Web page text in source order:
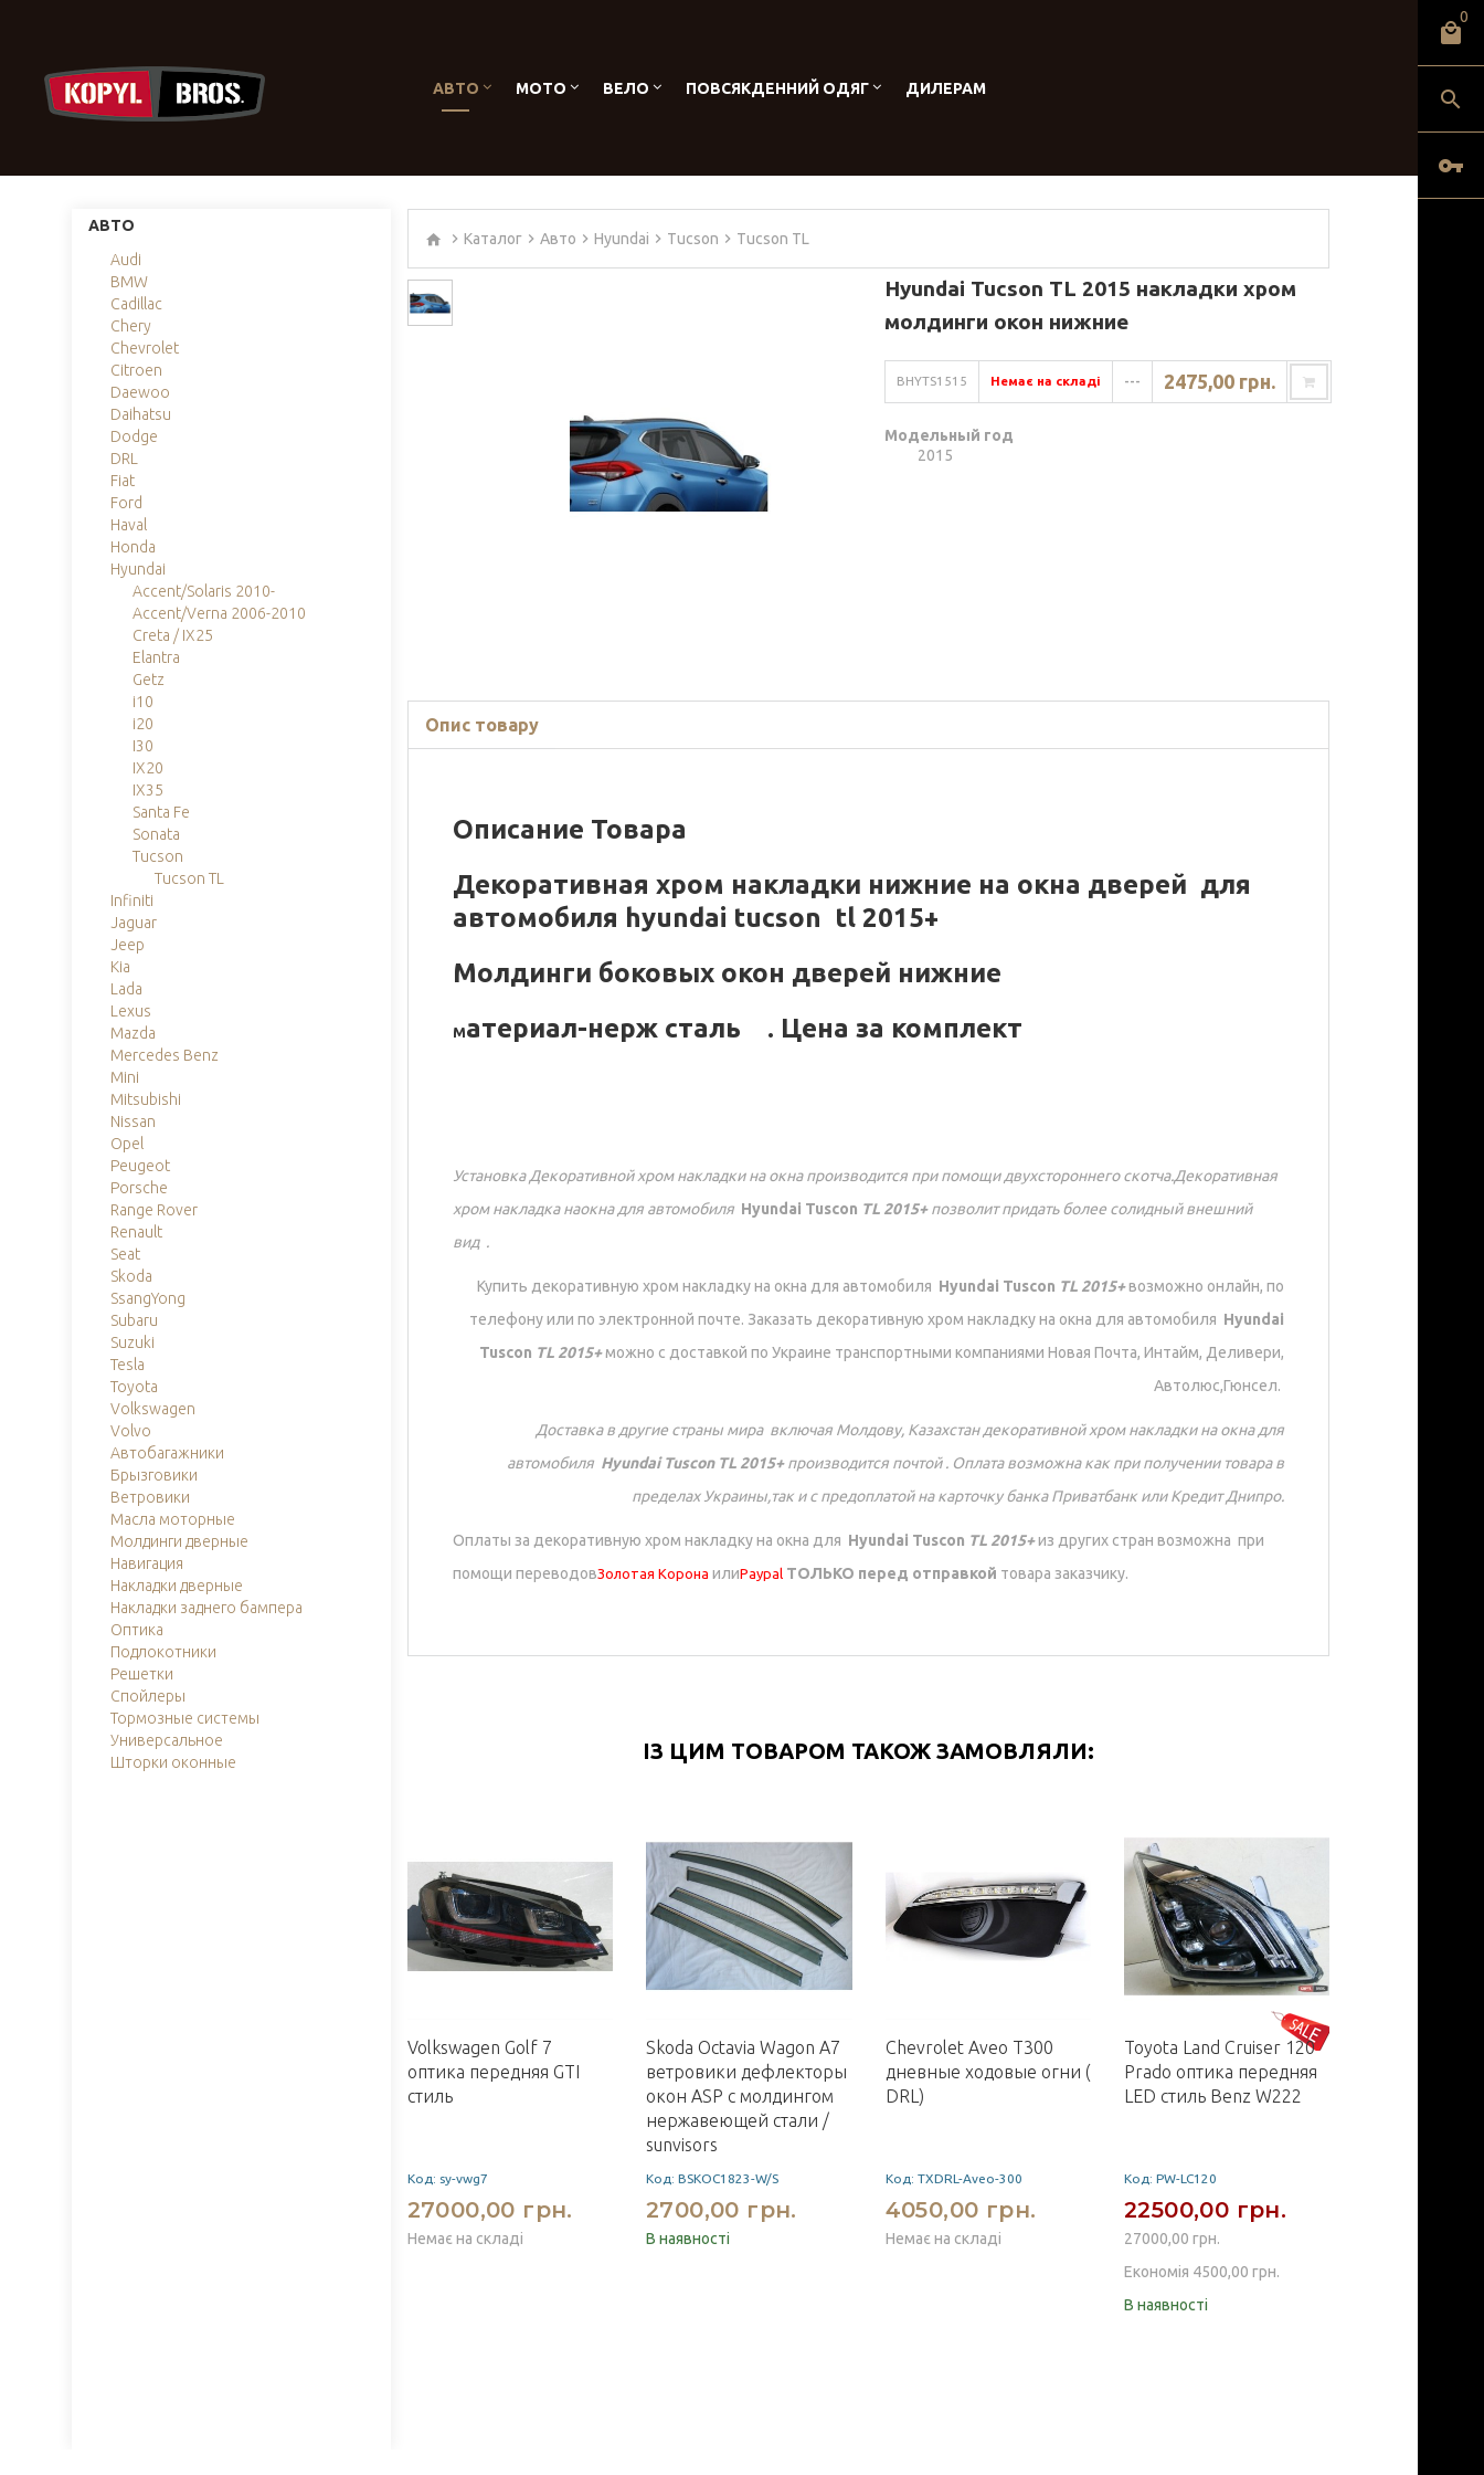
0
АВТО МОТО ВЕЛО ПОВСЯКДЕННИЙ ОДЯГ ДИЛЕРАМ
АВТО
Audi
BMW
Cadillac
Chery
Chevrolet
Citroen
Daewoo
Daihatsu
Dodge
DRL
Fiat
Ford
Haval
Honda
Hyundai
Accent/Solaris 2010-
Accent/Verna 2006-2010
Creta / IX25
Elantra
Getz
i10
i20
I30
IX20
IX35
Santa Fe
Sonata
Tucson
Tucson TL
Infiniti
Jaguar
Jeep
Kia
Lada
Lexus
Mazda
Mercedes Benz
Mini
Mitsubishi
Nissan
Opel
Peugeot
Porsche
Range Rover
Renault
Seat
Skoda
SsangYong
Subaru
Suzuki
Tesla
Toyota
Volkswagen
Volvo
Автобагажники
Брызговики
Ветровики
Масла моторные
Молдинги дверные
Навигация
Накладки дверные
Накладки заднего бампера
Оптика
Подлокотники
Решетки
Спойлеры
Тормозные системы
Универсальное
Шторки оконные
Каталог Авто Hyundai Tucson Tucson TL
Hyundai Tucson TL 2015 накладки хром
молдинги окон нижние
BHYTS1515 Немає на складі --- 2475,00 грн.
Модельный год
2015
Опис товару
Описание Товара
Декоративная хром накладки нижние на окна дверей для
автомобиля hyundai tucson tl 2015+
Молдинги боковых окон дверей нижние
Материал-нерж сталь . Цена за комплект
Установка Декоративной хром накладки на окна производится при помощи двухстороннего скотча.Декоративная
хром накладка наокна для автомобиля Hyundai Tuscon TL 2015+позволит придать более солидный внешний
вид .
Купить декоративную хром накладку на окна для автомобиля Hyundai Tuscon TL 2015+возможно онлайн, по
телефону или по электронной почте. Заказать декоративную хром накладку на окна для автомобиля Hyundai
Tuscon TL 2015+можно с доставкой по Украине транспортными компаниями Новая Почта, Интайм, Деливери,
Автолюс,Гюнсел.
Доставка в другие страны мира включая Молдову, Казахстан декоративной хром накладки на окна для
автомобиля Hyundai Tuscon TL 2015+производится почтой . Оплата возможна как при получении товара в
пределах Украины,так и с предоплатой на карточку банка Приватбанк или Кредит Днипро.
Оплаты за декоративную хром накладку на окна для Hyundai Tuscon TL 2015+из других стран возможна при
помощи переводовЗолотая Корона илиPaypal ТОЛЬКО перед отправкой товара заказчику.
ІЗ ЦИМ ТОВАРОМ ТАКОЖ ЗАМОВЛЯЛИ:
Volkswagen Golf 7
оптика передняя GTI
стиль
Код: sy-vwg7
27000,00 грн.
Немає на складі
Skoda Octavia Wagon A7
ветровики дефлекторы
окон ASP с молдингом
нержавеющей стали /
sunvisors
Код: BSKOC1823-W/S
2700,00 грн.
В наявності
Chevrolet Aveo T300
дневные ходовые огни (
DRL)
Код: TXDRL-Aveo-300
4050,00 грн.
Немає на складі
Toyota Land Сruiser 120
Prado оптика передняя
LED стиль Benz W222
Код: PW-LC120
22500,00 грн.
27000,00 грн.
Економія 4500,00 грн.
В наявності